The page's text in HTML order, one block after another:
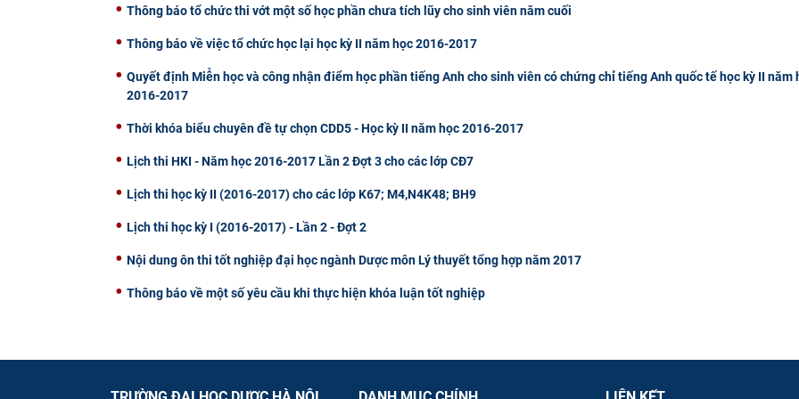
Thông báo tổ chức thi vớt một số học phần chưa tích lũy cho sinh viên năm cuối
Thông báo về việc tổ chức học lại học kỳ II năm học 2016-2017
Quyết định Miễn học và công nhận điểm học phần tiếng Anh cho sinh viên có chứng chỉ tiếng Anh quốc tế học kỳ II năm
2016-2017
Thời khóa biểu chuyên đề tự chọn CDD5 - Học kỳ II năm học 2016-2017
Lịch thi HKI - Năm học 2016-2017 Lần 2 Đợt 3 cho các lớp CĐ7
Lịch thi học kỳ II (2016-2017) cho các lớp K67; M4,N4K48; BH9
Lịch thi học kỳ I (2016-2017) - Lần 2 - Đợt 2
Nội dung ôn thi tốt nghiệp đại học ngành Dược môn Lý thuyết tổng hợp năm 2017
Thông báo về một số yêu cầu khi thực hiện khóa luận tốt nghiệp